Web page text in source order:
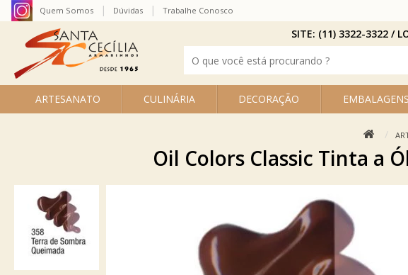
ARTESANATO CULINÁRIA DECORAÇÃO EMBALAGENS
Quem Somos Dúvidas Trabalhe Conosco
SITE: (11) 3322-3322 /
Oil Colors Classic Tinta a